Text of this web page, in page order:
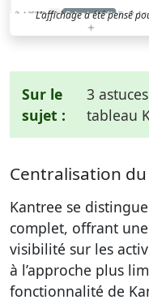
L’affichage a été pensé
Sur le
sujet :
3
tableau
Centralisation
Kantree se
complet, offrant
visibilité sur les
à l’approche plus
fonctionnalité de